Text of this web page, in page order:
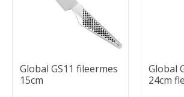
Global GS11 fileermes
15cm
Global
24cm